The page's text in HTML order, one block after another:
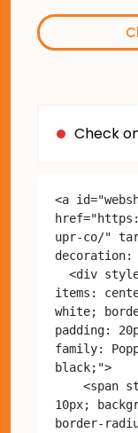
Check
<a
upr-co/"
decoration:
items:
white;
padding:
family:
black;">
10px;
border-